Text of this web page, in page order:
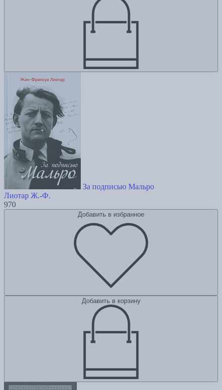
За подписью Мальро
Лиотар Ж.-Ф.
970
Добавить в избранное
Добавить в корзину